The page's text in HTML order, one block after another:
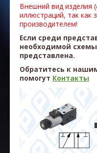
Внешний вид изделия
иллюстраций, так как
производителем!
Если среди
необходимой
представлена.
Обратитесь к
помогут Контакты